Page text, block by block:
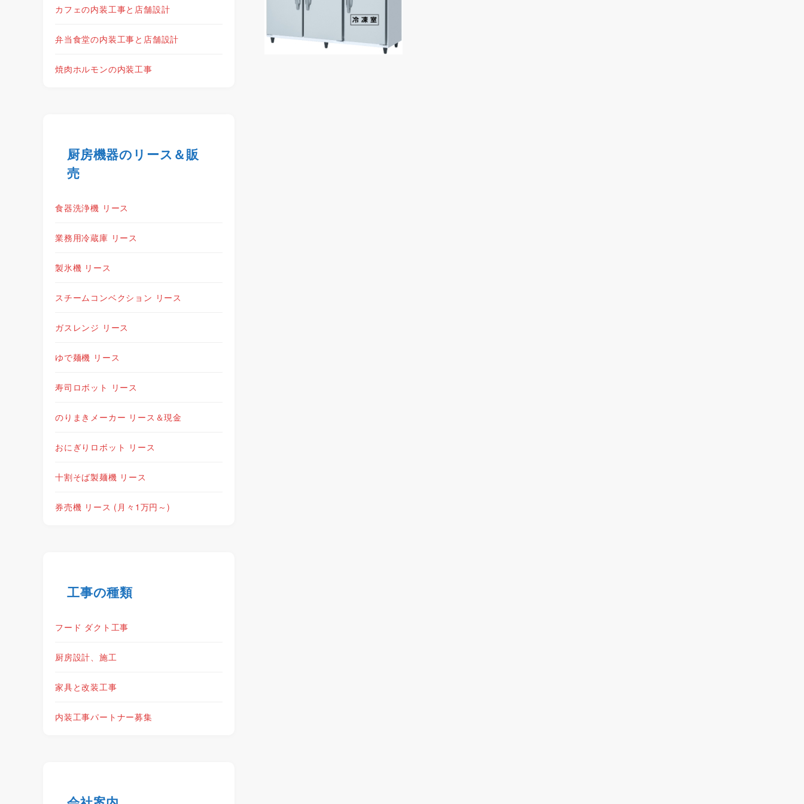
カフェの内装工事と店舗設計
弁当食堂の内装工事と店舗設計
焼肉ホルモンの内装工事
厨房機器のリース＆販
売
食器洗浄機 リース
業務用冷蔵庫 リース
製氷機 リース
スチームコンベクション リース
ガスレンジ リース
ゆで麺機 リース
寿司ロボット リース
のりまきメーカー リース＆現金
おにぎりロボット リース
十割そば製麺機 リース
券売機 リース (月々1万円～)
工事の種類
フード ダクト工事
厨房設計、施工
家具と改装工事
内装工事パートナー募集